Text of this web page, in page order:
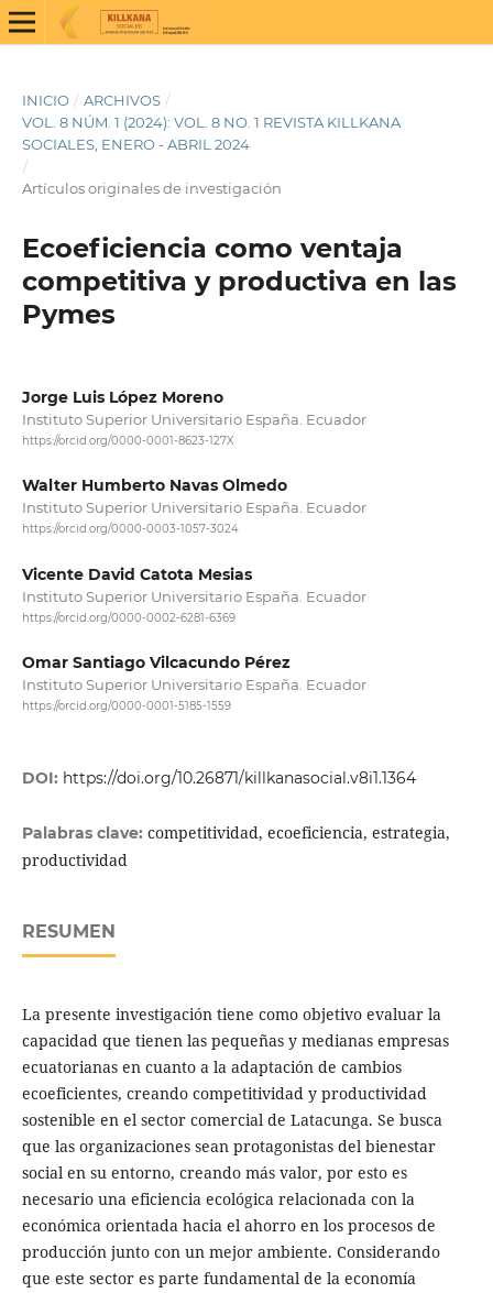
INICIO / ARCHIVOS /
VOL. 8 NÚM. 1 (2024): VOL. 8 NO. 1 REVISTA KILLKANA
SOCIALES, ENERO - ABRIL 2024
/
Artículos originales de investigación
Ecoeficiencia como ventaja
competitiva y productiva en las
Pymes
Jorge Luis López Moreno
Instituto Superior Universitario España. Ecuador
https://orcid.org/0000-0001-8623-127X
Walter Humberto Navas Olmedo
Instituto Superior Universitario España. Ecuador
https://orcid.org/0000-0003-1057-3024
Vicente David Catota Mesias
Instituto Superior Universitario España. Ecuador
https://orcid.org/0000-0002-6281-6369
Omar Santiago Vilcacundo Pérez
Instituto Superior Universitario España. Ecuador
https://orcid.org/0000-0001-5185-1559
DOI: https://doi.org/10.26871/killkanasocial.v8i1.1364
Palabras clave: competitividad, ecoeficiencia, estrategia,
productividad
RESUMEN
La presente investigación tiene como objetivo evaluar la
capacidad que tienen las pequeñas y medianas empresas
ecuatorianas en cuanto a la adaptación de cambios
ecoeficientes, creando competitividad y productividad
sostenible en el sector comercial de Latacunga. Se busca
que las organizaciones sean protagonistas del bienestar
social en su entorno, creando más valor, por esto es
necesario una eficiencia ecológica relacionada con la
económica orientada hacia el ahorro en los procesos de
producción junto con un mejor ambiente. Considerando
que este sector es parte fundamental de la economía